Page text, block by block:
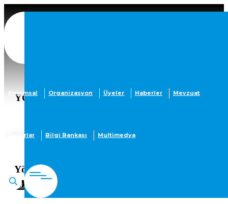
Kurumsal Organizasyon Üyeler Haberler Mevzuat
Raporlar Bilgi Bankası Multimedya
YÖNETIM KURULU TOPLANTISI YAPILDI
Yönetim Kurulu Toplantısı Yapıldı
AJANDAYA EKLE